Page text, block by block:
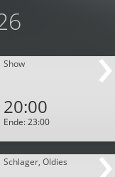
Show
20:00
Ende: 23:00
Schlager, Oldies